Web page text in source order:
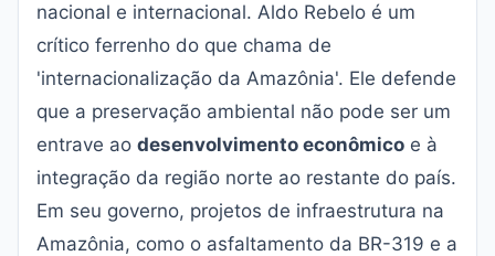
nacional e internacional. Aldo Rebelo é um
crítico ferrenho do que chama de
'internacionalização da Amazônia'. Ele defende
que a preservação ambiental não pode ser um
entrave ao desenvolvimento econômico e à
integração da região norte ao restante do país.
Em seu governo, projetos de infraestrutura na
Amazônia, como o asfaltamento da BR-319 e a